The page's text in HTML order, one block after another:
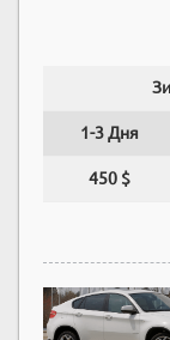
1-3 Дня
450 $